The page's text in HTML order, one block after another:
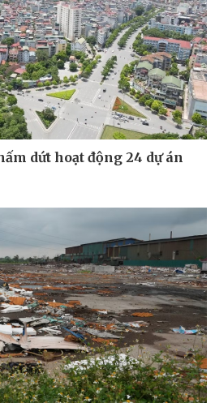
Giáo dục
Dự báo thời tiết
Dấu ấn VOV
Việc làm
Biển đảo
Multimedia
Ảnh
Video
E-Magazine
dứt hoạt động 24 dự án